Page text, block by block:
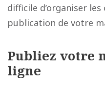
difficile d’organiser
publication de votre
Publiez votre
ligne